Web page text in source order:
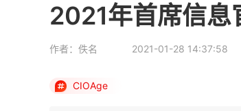
2021年首席信息
作者：佚名 2021-01-28 14:37:58
CIOAge